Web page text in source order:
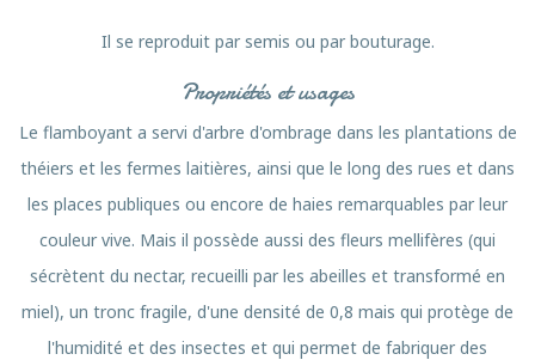
Il se reproduit par semis ou par bouturage.
Propriétés et usages
Le flamboyant a servi d'arbre d'ombrage dans les plantations de
théiers et les fermes laitières, ainsi que le long des rues et dans
les places publiques ou encore de haies remarquables par leur
couleur vive. Mais il possède aussi des fleurs mellifères (qui
sécrètent du nectar, recueilli par les abeilles et transformé en
miel), un tronc fragile, d'une densité de 0,8 mais qui protège de
l'humidité et des insectes et qui permet de fabriquer des